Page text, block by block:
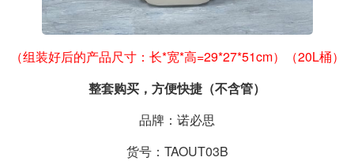
（组装好后的产品尺寸：长*宽*高=29*27*51cm）（20L桶）
整套购买，方便快捷（不含管）
品牌：诺必思
货号：TAOUT03B